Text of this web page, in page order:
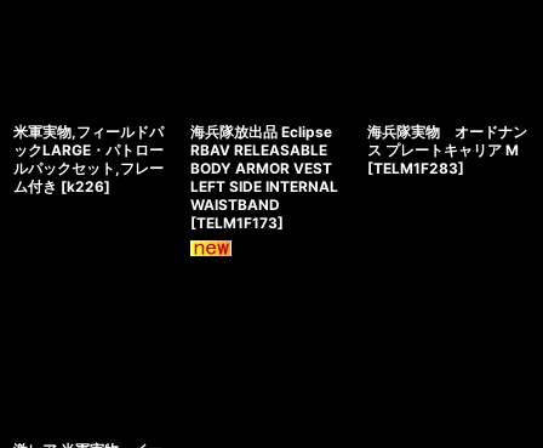
米軍実物,フィールドパ
ックLARGE・パトロー
ルパックセット,フレー
ム付き [k226]
海兵隊放出品 Eclipse
RBAV RELEASABLE
BODY ARMOR VEST
LEFT SIDE INTERNAL
WAISTBAND
[TELM1F173]
海兵隊実物 オードナン
ス プレートキャリア M
[TELM1F283]